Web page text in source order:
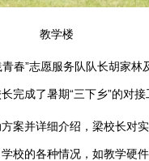
教学楼
春”志愿服务队队长胡家
完成了暑期“三下乡”的对接
案并详细介绍，梁校长对
校的各种情况，如教学硬